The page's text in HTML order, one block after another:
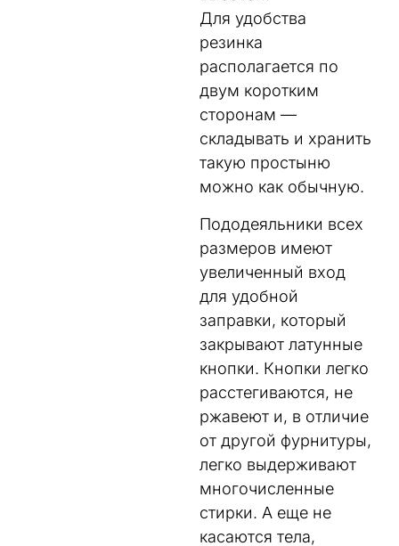
Для удобства
резинка
располагается по
двум коротким
сторонам —
складывать и хранить
такую простыню
можно как обычную.
Пододеяльники всех
размеров имеют
увеличенный вход
для удобной
заправки, который
закрывают латунные
кнопки. Кнопки легко
расстегиваются, не
ржавеют и, в отличие
от другой фурнитуры,
легко выдерживают
многочисленные
стирки. А еще не
касаются тела,